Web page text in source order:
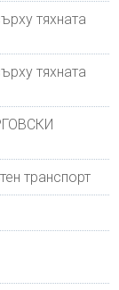
тяхната
тяхната
транспорт